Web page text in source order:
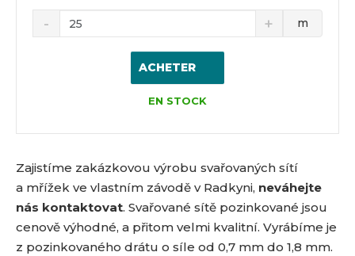
m
ACHETER
EN STOCK
Zajistíme zakázkovou výrobu svařovaných sítí
a mřížek ve vlastním závodě v Radkyni, neváhejte
nás kontaktovat. Svařované sítě pozinkované jsou
cenově výhodné, a přitom velmi kvalitní. Vyrábíme je
z pozinkovaného drátu o síle od 0,7 mm do 1,8 mm.